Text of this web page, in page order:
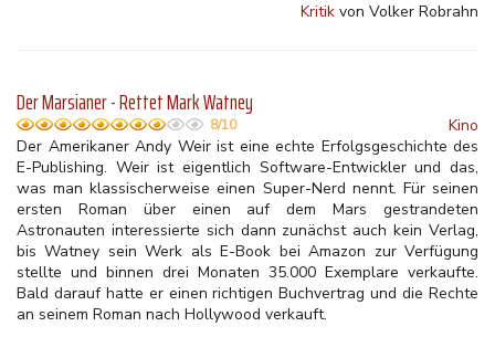
Kritik von Volker Robrahn
Der Marsianer - Rettet Mark Watney
8/10
Kino
Der Amerikaner Andy Weir ist eine echte Erfolgsgeschichte des
E-Publishing. Weir ist eigentlich Software-Entwickler und das,
was man klassischerweise einen Super-Nerd nennt. Für seinen
ersten Roman über einen auf dem Mars gestrandeten
Astronauten interessierte sich dann zunächst auch kein Verlag,
bis Watney sein Werk als E-Book bei Amazon zur Verfügung
stellte und binnen drei Monaten 35.000 Exemplare verkaufte.
Bald darauf hatte er einen richtigen Buchvertrag und die Rechte
an seinem Roman nach Hollywood verkauft.